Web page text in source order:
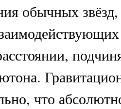
обычных
что